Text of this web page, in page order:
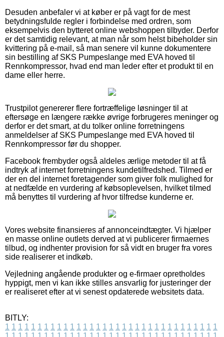
Desuden anbefaler vi at køber er på vagt for de mest
betydningsfulde regler i forbindelse med ordren, som
eksempelvis den bytteret online webshoppen tilbyder. Derfor
er det samtidig relevant, at man når som helst bibeholder sin
kvittering på e-mail, så man senere vil kunne dokumentere
sin bestilling af SKS Pumpeslange med EVA hoved til
Rennkompressor, hvad end man leder efter et produkt til en
dame eller herre.
Trustpilot genererer flere fortræffelige løsninger til at
eftersøge en længere række øvrige forbrugeres meninger og
derfor er det smart, at du tolker online forretningens
anmeldelser af SKS Pumpeslange med EVA hoved til
Rennkompressor før du shopper.
Facebook frembyder også aldeles ærlige metoder til at få
indtryk af internet forretningens kundetilfredshed. Tilmed er
der en del internet foretagender som giver folk mulighed for
at nedfælde en vurdering af købsoplevelsen, hvilket tilmed
må benyttes til vurdering af hvor tilfredse kunderne er.
Vores website finansieres af annonceindtægter. Vi hjælper
en masse online outlets derved at vi publicerer firmaernes
tilbud, og indhenter provision for så vidt en bruger fra vores
side realiserer et indkøb.
Vejledning angående produkter og e-firmaer opretholdes
hyppigt, men vi kan ikke stilles ansvarlig for justeringer der
er realiseret efter at vi senest opdaterede websitets data.
BITLY:
1 1 1 1 1 1 1 1 1 1 1 1 1 1 1 1 1 1 1 1 1 1 1 1 1 1 1 1 1 1 1 1 1